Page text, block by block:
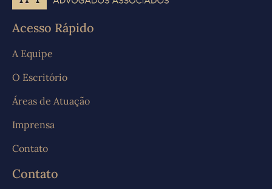
Acesso Rápido
A Equipe
O Escritório
Áreas de Atuação
Imprensa
Contato
Contato